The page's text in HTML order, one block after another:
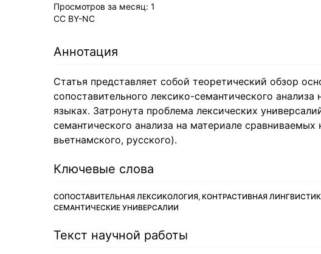
Просмотров за месяц: 1
CC BY-NC
Аннотация
Статья представляет собой теоретический обзор
сопоставительного лексико-семантического
языках. Затронута проблема лексических
семантического анализа на материале
вьетнамского, русского).
Ключевые слова
СОПОСТАВИТЕЛЬНАЯ ЛЕКСИКОЛОГИЯ, КОНТРАСТИВНАЯ
СЕМАНТИЧЕСКИЕ УНИВЕРСАЛИИ
Текст научной работы